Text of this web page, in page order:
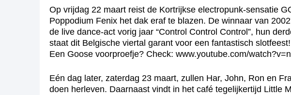
Op vrijdag 22 maart reist de Kortrijkse electropunk-sensatie
Poppodium Fenix het dak eraf te blazen. De winnaar van
de live dance-act vorig jaar “Control Control Control”, hun
staat dit Belgische viertal garant voor een fantastisch slotfeest!
Een Goose voorproefje? Check: www.youtube.com/
Eén dag later, zaterdag 23 maart, zullen Har, John, Ron en
doen herleven. Daarnaast vindt in het café tegelijkertijd Little